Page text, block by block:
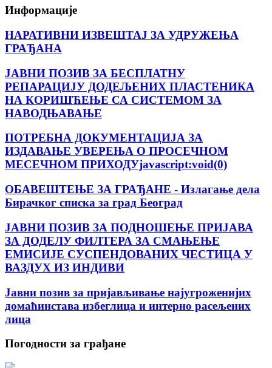
Информације
НАРАТИВНИ ИЗВЕШТАЈ ЗА УДРУЖЕЊА
ГРАЂАНА
ЈАВНИ ПОЗИВ ЗА БЕСПЛАТНУ
РЕПАРАЦИЈУ ДОДЕЉЕНИХ ПЛАСТЕНИКА
НА КОРИШЋЕЊЕ СА СИСТЕМОМ ЗА
НАВОДЊАВАЊЕ
ПОТРЕБНА ДОКУМЕНТАЦИЈА ЗА
ИЗДАВАЊЕ УВЕРЕЊА О ПРОСЕЧНОМ
МЕСЕЧНОМ ПРИХОДУjavascript:void(0)
ОБАВЕШТЕЊЕ ЗА ГРАЂАНЕ - Излагање дела
Бирачког списка за град Београд
ЈАВНИ ПОЗИВ ЗА ПОДНОШЕЊЕ ПРИЈАВА
ЗА ДОДЕЛУ ФИЛТЕРА ЗА СМАЊЕЊЕ
ЕМИСИЈЕ СУСПЕНДОВАНИХ ЧЕСТИЦА У
ВАЗДУХ ИЗ ИНДИВИ
Јавни позив за пријављивање најугроженијих
домаћинстава избеглица и интерно расељених
лица
Погодности за грађане